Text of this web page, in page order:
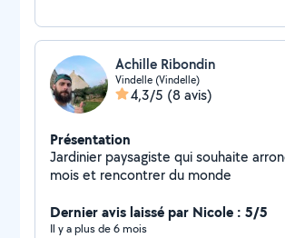
Achille Ribondin
Vindelle (Vindelle)
4,3/5 (8 avis)
Présentation
Jardinier paysagiste qui souhaite
mois et rencontrer du monde
Dernier avis laissé par Nicole : 5/5
Il y a plus de 6 mois